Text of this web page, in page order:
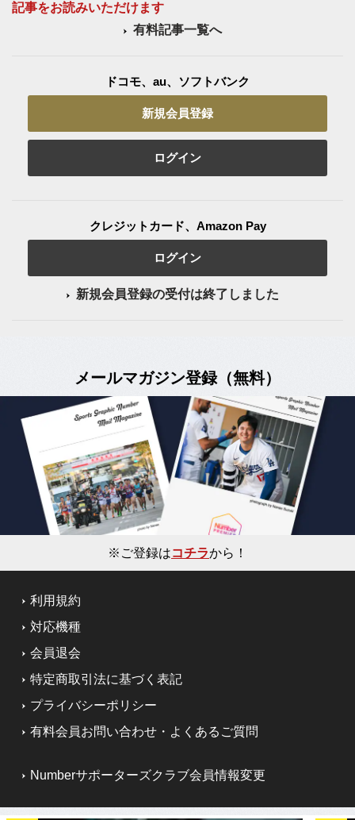
記事をお読みいただけます
有料記事一覧へ
ドコモ、au、ソフトバンク
新規会員登録
ログイン
クレジットカード、Amazon Pay
ログイン
新規会員登録の受付は終了しました
メールマガジン登録（無料）
※ご登録はコチラから！
利用規約
対応機種
会員退会
特定商取引法に基づく表記
プライバシーポリシー
有料会員お問い合わせ・よくあるご質問
Numberサポーターズクラブ会員情報変更